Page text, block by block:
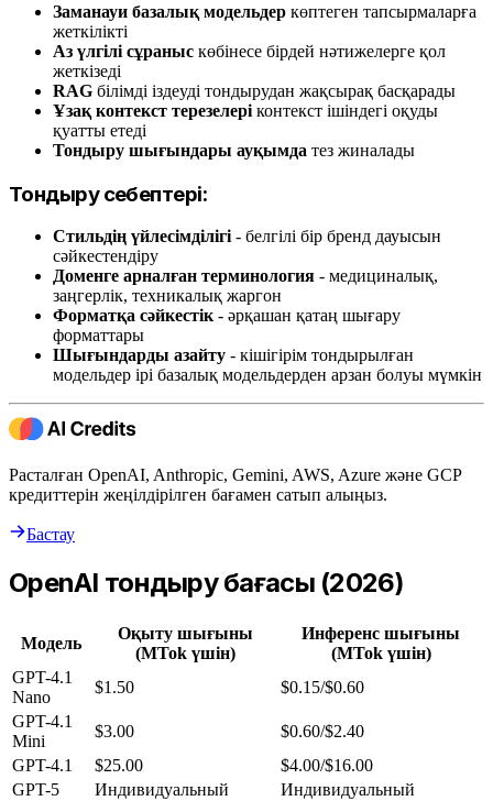
Заманауи базалық модельдер көптеген тапсырмаларға
жеткілікті
Аз үлгілі сұраныс көбінесе бірдей нәтижелерге қол
жеткізеді
RAG білімді іздеуді тондырудан жақсырақ басқарады
Ұзақ контекст терезелері контекст ішіндегі оқуды
қуатты етеді
Тондыру шығындары ауқымда тез жиналады
Тондыру себептері:
Стильдің үйлесімділігі - белгілі бір бренд дауысын
сәйкестендіру
Доменге арналған терминология - медициналық,
заңгерлік, техникалық жаргон
Форматқа сәйкестік - әрқашан қатаң шығару
форматтары
Шығындарды азайту - кішігірім тондырылған
модельдер ірі базалық модельдерден арзан болуы мүмкін
Расталған OpenAI, Anthropic, Gemini, AWS, Azure және GCP
кредиттерін жеңілдірілген бағамен сатып алыңыз.
Бастау
OpenAI тондыру бағасы (2026)
Модель
Оқыту шығыны
(MTok үшін)
Инференс шығыны
(MTok үшін)
GPT-4.1
Nano
$1.50
$0.15/$0.60
GPT-4.1
Mini
$3.00
$0.60/$2.40
GPT-4.1
$25.00
$4.00/$16.00
GPT-5
Индивидуальный Индивидуальный